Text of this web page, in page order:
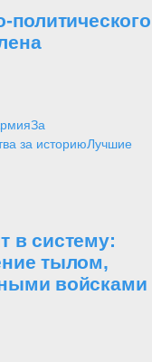
политического
За
за историюЛучшие
в систему:
тылом,
войсками